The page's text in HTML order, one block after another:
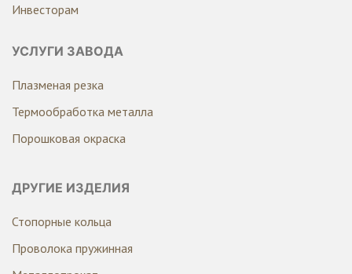
Инвесторам
УСЛУГИ ЗАВОДА
Плазменая резка
Термообработка металла
Порошковая окраска
ДРУГИЕ ИЗДЕЛИЯ
Стопорные кольца
Проволока пружинная